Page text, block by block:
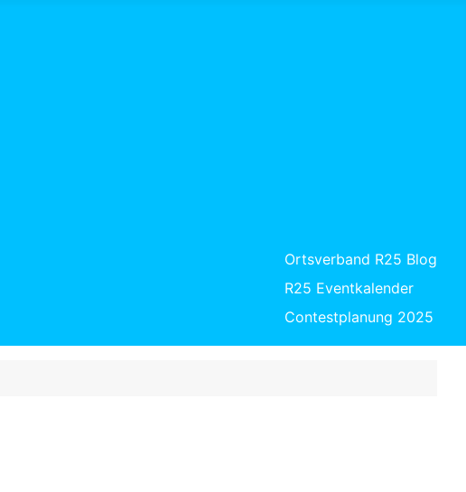
Ortsverband R25 Blog
R25 Eventkalender
Contestplanung 2025